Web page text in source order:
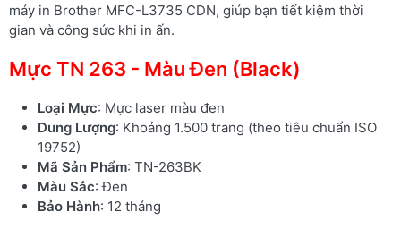
máy in Brother MFC-L3735 CDN, giúp bạn tiết kiệm thời
gian và công sức khi in ấn.
Mực TN 263 - Màu Đen (Black)
Loại Mực: Mực laser màu đen
Dung Lượng: Khoảng 1.500 trang (theo tiêu chuẩn ISO
19752)
Mã Sản Phẩm: TN-263BK
Màu Sắc: Đen
Bảo Hành: 12 tháng